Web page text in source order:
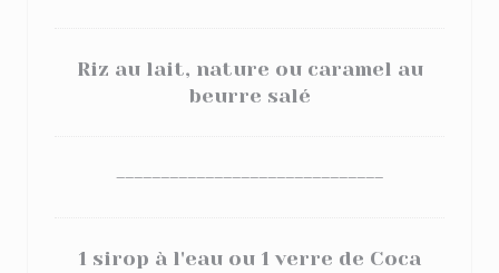
Riz au lait, nature ou caramel au
beurre salé
------------------------------
1 sirop à l'eau ou 1 verre de Coca